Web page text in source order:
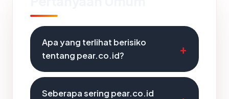
Apa yang terlihat berisiko
tentang pear.co.id?
Seberapa sering pear.co.id